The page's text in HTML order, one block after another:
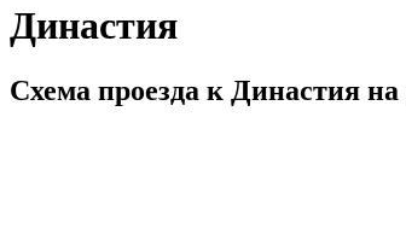
Династия
Схема проезда к Династия